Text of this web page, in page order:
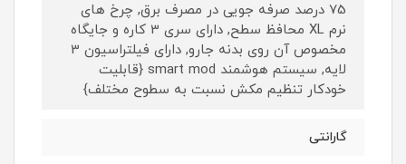
75 درصد صرفه جویی در مصرف برق, چرخ های
نرم XL محافظ سطح, دارای سری 3 کاره و جایگاه
مخصوص آن روی بدنه جارو, دارای فیلتراسیون 3
لایه, سیستم هوشمند smart mod {قابلیت
خودکار تنظیم مکش نسبت به سطوح مختلف}
گارانتی